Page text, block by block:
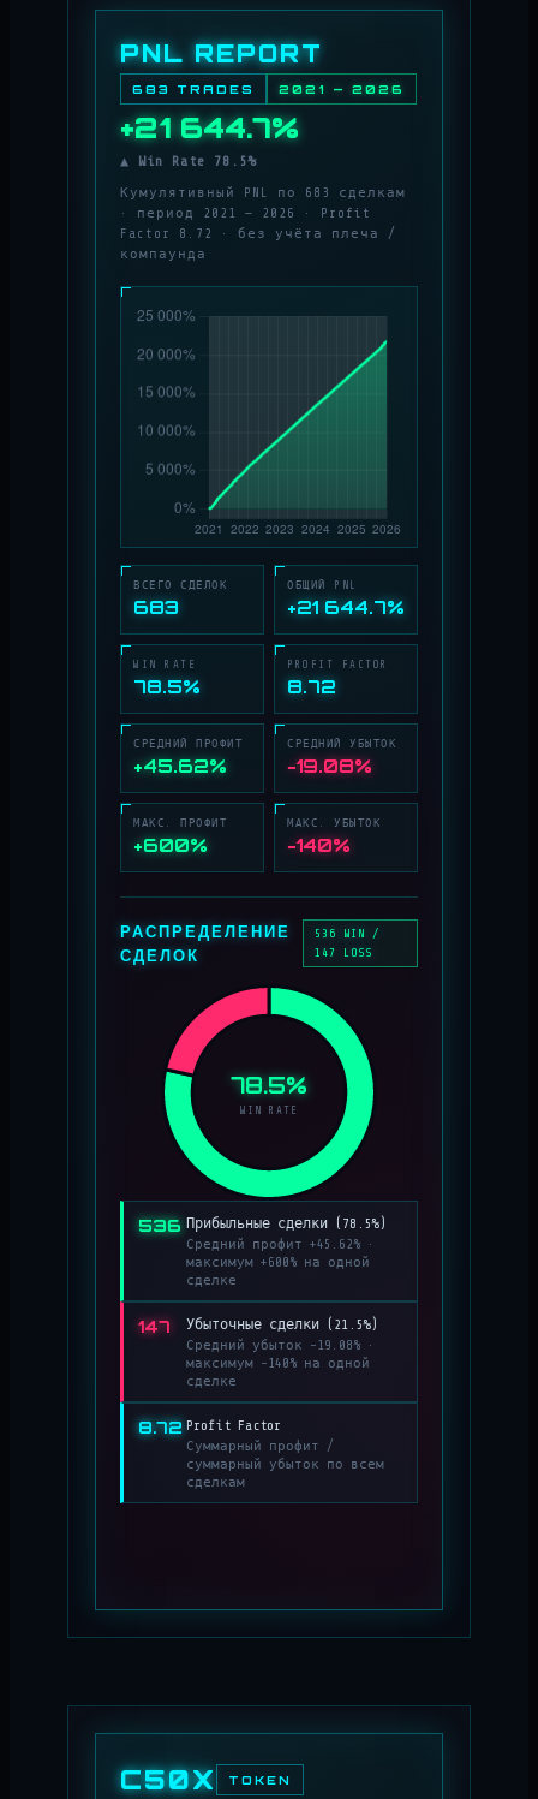
PNL REPORT
683 TRADES 2021 — 2026
+21 644.7%
▲ Win Rate 78.5%
Кумулятивный PNL по 683 сделкам
· период 2021 — 2026 · Profit
Factor 8.72 · без учёта плеча /
компаунда
ВСЕГО СДЕЛОК
683
ОБЩИЙ PNL
+21 644.7%
WIN RATE
78.5%
PROFIT FACTOR
8.72
СРЕДНИЙ ПРОФИТ
+45.62%
СРЕДНИЙ УБЫТОК
−19.08%
МАКС. ПРОФИТ
+600%
МАКС. УБЫТОК
−140%
РАСПРЕДЕЛЕНИЕ
СДЕЛОК
536 WIN /
147 LOSS
78.5%
WIN RATE
536 Прибыльные сделки (78.5%)
Средний профит +45.62% ·
максимум +600% на одной
сделке
147 Убыточные сделки (21.5%)
Средний убыток −19.08% ·
максимум −140% на одной
сделке
8.72 Profit Factor
Суммарный профит /
суммарный убыток по всем
сделкам
C50X TOKEN